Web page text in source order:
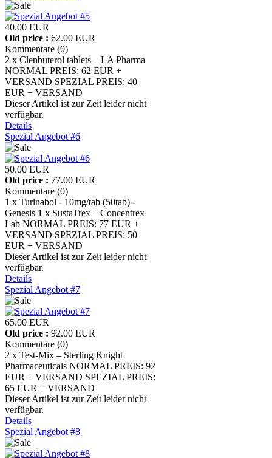
40.00 EUR
Old price : 62.00 EUR
Kommentare (0)
2 x Clenbuterol tablets – LA Pharma
NORMAL PREIS: 62 EUR +
VERSAND SPEZIAL PREIS: 40
EUR + VERSAND
Dieser Artikel ist zur Zeit leider nicht
verfügbar.
Details
Spezial Angebot #6
50.00 EUR
Old price : 77.00 EUR
Kommentare (0)
1 x Turinabol - 10mg/tab (50tab) -
Genesis 1 x SustaTrex – Concentrex
Lab NORMAL PREIS: 77 EUR +
VERSAND SPEZIAL PREIS: 50
EUR + VERSAND
Dieser Artikel ist zur Zeit leider nicht
verfügbar.
Details
Spezial Angebot #7
65.00 EUR
Old price : 92.00 EUR
Kommentare (0)
2 x Test-Mix – Sterling Knight
Pharmaceuticals NORMAL PREIS: 92
EUR + VERSAND SPEZIAL PREIS:
65 EUR + VERSAND
Dieser Artikel ist zur Zeit leider nicht
verfügbar.
Details
Spezial Angebot #8